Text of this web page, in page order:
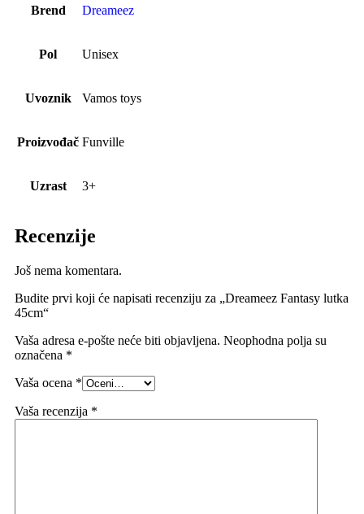
Brend Dreameez
Pol Unisex
Uvoznik Vamos toys
Proizvođač Funville
Uzrast 3+
Recenzije
Još nema komentara.
Budite prvi koji će napisati recenziju za „Dreameez Fantasy lutka
45cm“
Vaša adresa e-pošte neće biti objavljena. Neophodna polja su
označena *
Vaša ocena *
Vaša recenzija *